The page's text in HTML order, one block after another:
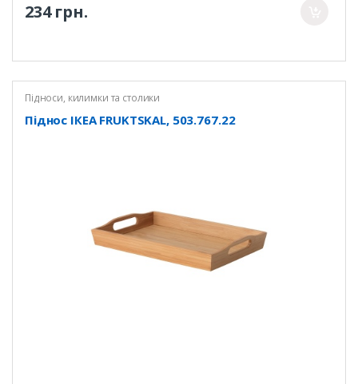
234 грн.
Підноси, килимки та столики
Піднос ІКЕА FRUKTSKAL, 503.767.22